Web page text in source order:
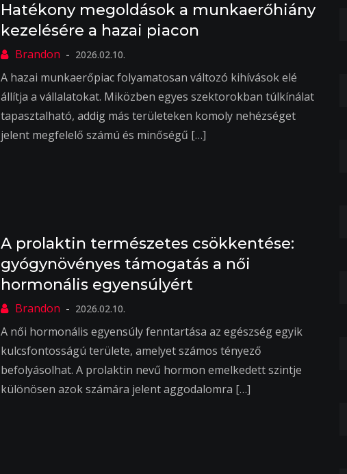
Hatékony megoldások a munkaerőhiány
kezelésére a hazai piacon
2026.02.10.
A hazai munkaerőpiac folyamatosan változó kihívások elé
állítja a vállalatokat. Miközben egyes szektorokban túlkínálat
tapasztalható, addig más területeken komoly nehézséget
jelent megfelelő számú és minőségű […]
A prolaktin természetes csökkentése:
gyógynövényes támogatás a női
hormonális egyensúlyért
2026.02.10.
A női hormonális egyensúly fenntartása az egészség egyik
kulcsfontosságú területe, amelyet számos tényező
befolyásolhat. A prolaktin nevű hormon emelkedett szintje
különösen azok számára jelent aggodalomra […]